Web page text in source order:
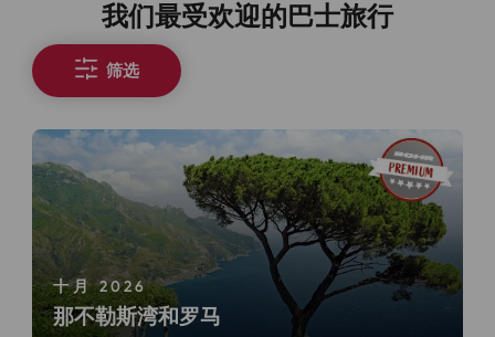
我们最受欢迎的巴士旅行
筛选
十月 2026
那不勒斯湾和罗马